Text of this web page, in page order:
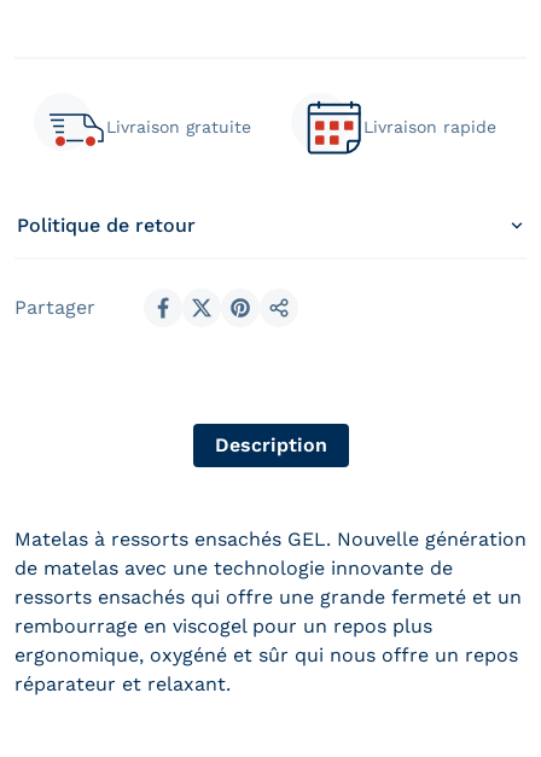
Livraison gratuite Livraison rapide
Politique de retour
Partager
Partager sur Facebook
Partager sur X
Épingler sur Pinterest
Partager
Description
Matelas à ressorts ensachés GEL. Nouvelle génération
de matelas avec une technologie innovante de
ressorts ensachés qui offre une grande fermeté et un
rembourrage en viscogel pour un repos plus
ergonomique, oxygéné et sûr qui nous offre un repos
réparateur et relaxant.